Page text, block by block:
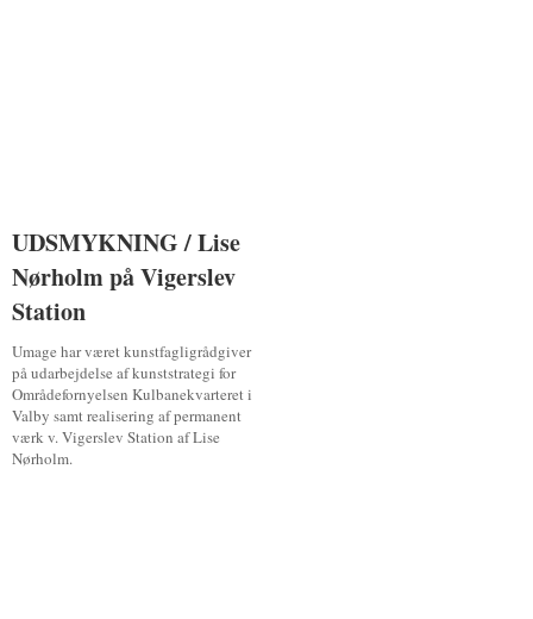
UDSMYKNING / Lise
Nørholm på Vigerslev
Station
Umage har været kunstfagligrådgiver
på udarbejdelse af kunststrategi for
Områdefornyelsen Kulbanekvarteret i
Valby samt realisering af permanent
værk v. Vigerslev Station af Lise
Nørholm.
UDSMYKNING / Lise
Nørholm på Vigerslev
Station